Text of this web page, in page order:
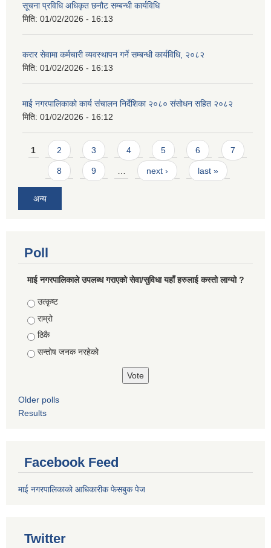
सूचना प्रविधि अधिकृत छनौट सम्बन्धी कार्यविधि
मिति: 01/02/2026 - 16:13
करार सेवामा कर्मचारी व्यवस्थापन गर्ने सम्बन्धी कार्यविधि, २०८२
मिति: 01/02/2026 - 16:13
माई नगरपालिकाको कार्य संचालन निर्देशिका २०८० संसोधन सहित २०८२
मिति: 01/02/2026 - 16:12
Pages
1 2 3 4 5 6 7
8 9 next › last »
अन्य
Poll
माई नगरपालिकाले उपलब्ध गराएको सेवा/सुविधा यहाँ हरुलाई कस्तो लाग्यो ?
Choices
उत्कृष्ट
राम्रो
ठिकै
सन्तोष जनक नरहेको
Older polls
Results
Facebook Feed
माई नगरपालिकाको आधिकारीक फेसबुक पेज
Twitter